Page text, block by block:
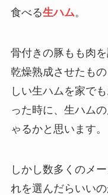
食べる生ハム。
骨付きの豚もも肉
乾燥熟成させたも
しい生ハムを家で
った時に、生ハム
ゃるかと思います。
しかし数多くのメ
れを選んだらいい